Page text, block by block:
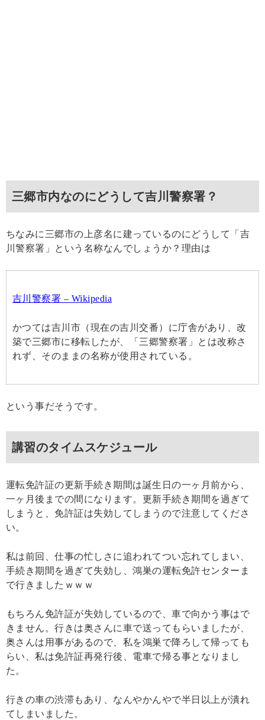
三郷市内なのにどうして吉川警察署？
ちなみに三郷市の上彦名に建っているのにどうして「吉
川警察署」という名称なんでしょうか？理由は
吉川警察署 – Wikipedia
かつては吉川市（現在の吉川交番）に庁舎があり、改
築で三郷市に移転したが、「三郷警察署」とは改称さ
れず、そのままの名称が使用されている。
という事だそうです。
講習のタイムスケジュール
運転免許証の更新手続き期間は誕生日の一ヶ月前から、
一ヶ月後までの間になります。更新手続き期間を過ぎて
しまうと、免許証は失効してしまうので注意してくださ
い。
私は前回、仕事の忙しさに追われてつい忘れてしまい、
手続き期間を過ぎて失効し、鴻巣の運転免許センターま
で行きましたｗｗｗ
もちろん免許証が失効しているので、車で向かう事はで
きません。行きは奥さんに車で送ってもらいましたが、
奥さんは用事があるので、私を鴻巣で降ろして帰っても
らい、私は免許証再発行後、電車で帰る事となりまし
た。
行きの車の渋滞もあり、なんやかんやで半日以上が潰れ
てしまいました。